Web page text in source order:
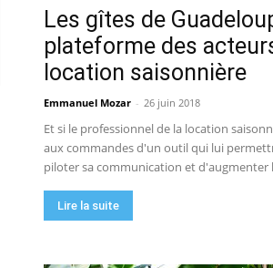
Les gîtes de
plateforme des
location saisonnière
Emmanuel Mozar - 26 juin 2018
Et si le professionnel de la location
aux commandes d'un outil qui lui
piloter sa communication et d'augmenter
Lire la suite